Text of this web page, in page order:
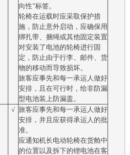
向性”标签。
轮椅在运载时应采取保护措
施，防止意外启动，应确保用
绑扎带、捆绳或其他固定装置
对安装了电池的轮椅进行固
定，防止由于行李、邮件、货
物的移动而导致损坏。
旅客应事先和每一承运人做好
安排，且在可行时，给非防漏
型电池装上防漏盖。
√ 旅客应事先和每一承运人做好
安排，并且应获得承运人的批
准。
应通知机长电动轮椅在货舱中
的位置以及拆下的锂电池在客